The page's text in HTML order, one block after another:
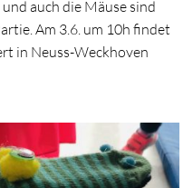
auch die Mäuse sind
Am 3.6. um 10h findet
in Neuss-Weckhoven